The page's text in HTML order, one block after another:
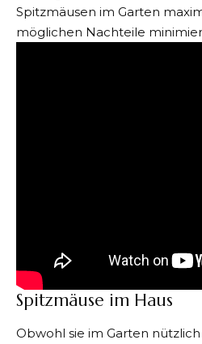
Spitzmäusen im Garten
möglichen Nachteile
Spitzmäuse im Haus
Obwohl sie im Garten